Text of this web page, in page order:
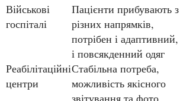
Військові
госпіталі
Пацієнти прибувають з
різних напрямків,
потрібен і адаптивний,
і повсякденний одяг
Реабілітаційні
центри
Стабільна потреба,
можливість якісного